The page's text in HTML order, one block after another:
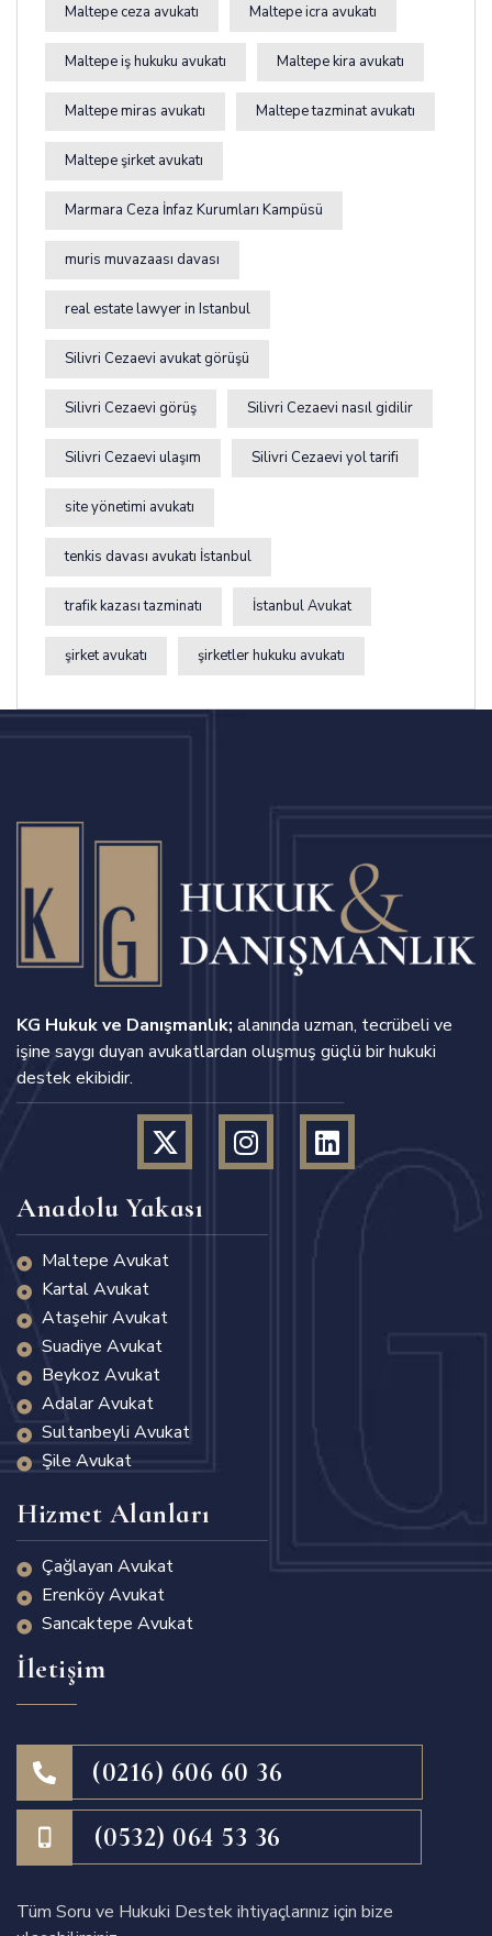
Maltepe ceza avukatı Maltepe icra avukatı
Maltepe iş hukuku avukatı Maltepe kira avukatı
Maltepe miras avukatı Maltepe tazminat avukatı
Maltepe şirket avukatı
Marmara Ceza İnfaz Kurumları Kampüsü
muris muvazaası davası
real estate lawyer in Istanbul
Silivri Cezaevi avukat görüşü
Silivri Cezaevi görüş Silivri Cezaevi nasıl gidilir
Silivri Cezaevi ulaşım Silivri Cezaevi yol tarifi
site yönetimi avukatı
tenkis davası avukatı İstanbul
trafik kazası tazminatı İstanbul Avukat
şirket avukatı şirketler hukuku avukatı
KG Hukuk ve Danışmanlık; alanında uzman, tecrübeli ve
işine saygı duyan avukatlardan oluşmuş güçlü bir hukuki
destek ekibidir.
Anadolu Yakası
Maltepe Avukat
Kartal Avukat
Ataşehir Avukat
Suadiye Avukat
Beykoz Avukat
Adalar Avukat
Sultanbeyli Avukat
Şile Avukat
Hizmet Alanları
Çağlayan Avukat
Erenköy Avukat
Sancaktepe Avukat
İletişim
(0216) 606 60 36
(0532) 064 53 36
Tüm Soru ve Hukuki Destek ihtiyaçlarınız için bize